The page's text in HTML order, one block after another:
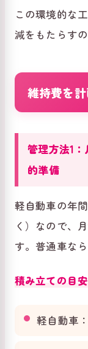
この環境的な
減をもたらすの
維持費を
管理方法1
的準備
軽自動車の年
く）なので、
す。普通車な
積み立ての目安
軽自動車